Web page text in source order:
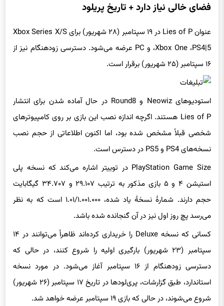
فضای خالی نیاز دارد + تاریخ پریلود
عنوان Lies of P در ۱۹ سپتامبر (۲۸ شهریور) برای Xbox Series X/S
،Xbox One ،PS4|5 و PC عرضه می‌شود. دسترسی زودهنگام نیز از
۱۶ سپتامبر (۲۵ شهریور) برقرار است.
استودیوهای Neowiz و Round8 در حال آماده شدن برای انتشار
Lies of P هستند. اگرچه اندازه نصب این بازی بر روی کامپیوترهای
شخصی قبلاً مشخص شده بود، اما اکنون اطلاعاتی از حجم نصب
نسخه‌های PS4 و PS5 در دسترس است.
PlayStation Game Size در توییتر اشاره می‌کند که نسخه پلی
استیشن ۴ و ۵ بازی مذکور به ترتیب ۲۹.۱۰۷ و ۳۴.۷۰۷ گیگابایت
حجم دارند. شمارۀ نسخۀ یاد شده، ۱.۰۱/۱.۰۰۱.۰۰۰ است که به نظر
می‌رسد پچ روز اول نیز در آن گنجانده شده باشد.
کسانی که نسخه Deluxe را خریداری کرده‌اند ظاهراً می‌توانند در ۱۴
سپتامبر (۲۳ شهریور) بارگیری اولیه را شروع کنند، در حالی که
دسترسی زودهنگام از ۱۶ سپتامبر آغاز می‌شود. در مورد نسخه
استاندارد، طبق گزارشات، پری‌لودها در تاریخ ۱۷ سپتامبر (۲۶ شهریور)
شروع می‌شوند، در حالی که بازی ۱۹ سپتامبر عرضه خواهد شد.